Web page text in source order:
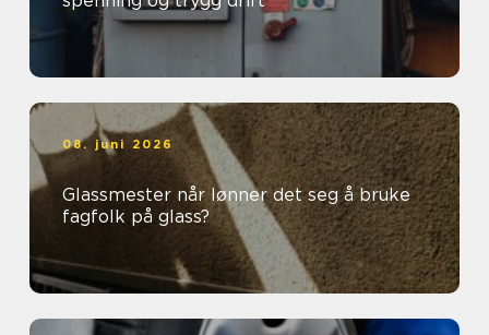
08. juni 2026
Glassmester når lønner det seg å bruke
fagfolk på glass?